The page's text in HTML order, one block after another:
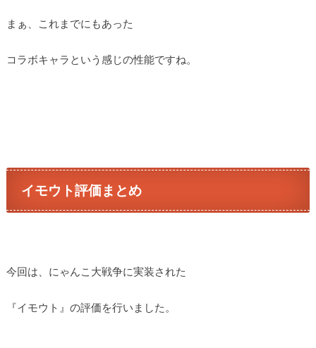
まぁ、これまでにもあった
コラボキャラという感じの性能ですね。
イモウト評価まとめ
今回は、にゃんこ大戦争に実装された
『イモウト』の評価を行いました。